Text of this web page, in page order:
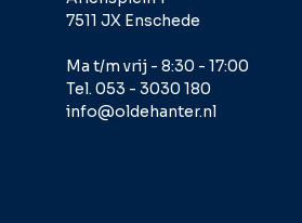
7511 JX Enschede
Ma t/m vrij - 8:30 - 17:00
Tel. 053 - 3030 180
info@oldehanter.nl